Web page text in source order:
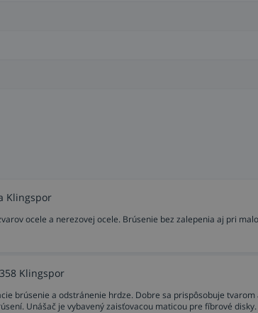
Klingspor
ocele a nerezovej ocele. Brúsenie bez zalepenia aj pri
Klingspor
brúsenie a odstránenie hrdze. Dobre sa prispôsobuje tvarom
Unášač je vybavený zaisťovacou maticou pre fíbrové disky.